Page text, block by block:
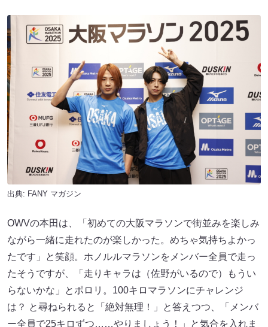
出典: FANY マガジン
OWVの本田は、「初めての大阪マラソンで街並みを楽しみ
ながら一緒に走れたのが楽しかった。めちゃ気持ちよかっ
たです」と笑顔。ホノルルマラソンをメンバー全員で走っ
たそうですが、「走りキャラは（佐野がいるので）もうい
らないかな」とポロリ。100キロマラソンにチャレンジ
は？ と尋ねられると「絶対無理！」と答えつつ、「メンバ
ー全員で25キロずつ……やりましょう！」と気合を入れま